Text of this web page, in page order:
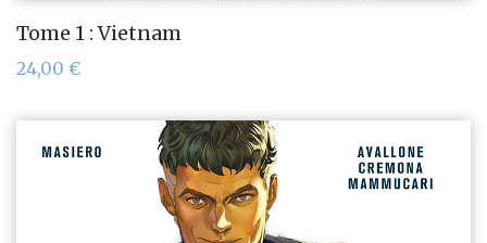
Tome 1 : Vietnam
24,00 €